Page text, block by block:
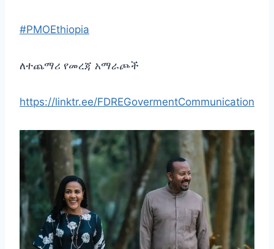
#PMOEthiopia
ለተጨማሪ የመረጃ አማራጮች
https://linktr.ee/FDREGovermentCommunication